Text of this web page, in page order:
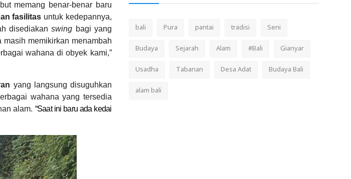
memang benar-benar baru
fasilitas untuk kedepannya,
disediakanswing bagi yang
memikirkan menambah
wahana di obyek kami,”
yang langsung disuguhkan
wahana yang tersedia
alam. “Saat ini baru ada kedai
bali Pura pantai tradisi
Seni
Budaya
Sejarah Alam #Bali
Gianyar
Usadha
Tabanan Desa Adat
Budaya Bali
alam bali